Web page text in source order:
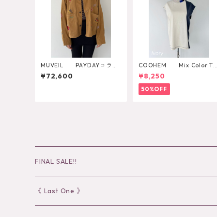
MUVEIL PAYDAYコラボ
ジャケット MA262FJK7
01
¥72,600
COOHEM Mix Color T-
SHIRT
¥8,250
50%OFF
FINAL SALE!!
30％OFF
《 Last One 》